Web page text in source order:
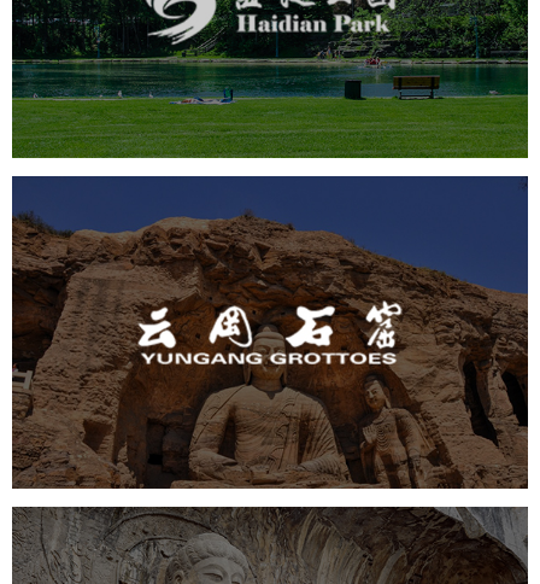
旅游休闲 公园 AI人工智能 智慧公园
智能步道
智能大数据平台
AR太极 智能语音亭
云冈石窟
旅游休闲 景区网站建设 品牌官网
网页设计
景区